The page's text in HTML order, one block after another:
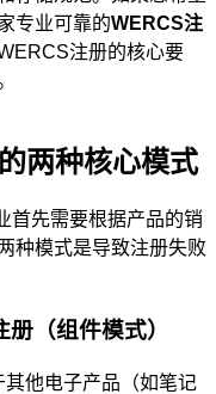
专业可靠的WERCS注
注册的核心要
两种核心模式
首先需要根据产品的销
种模式是导致注册失败
（组件模式）
其他电子产品（如笔记